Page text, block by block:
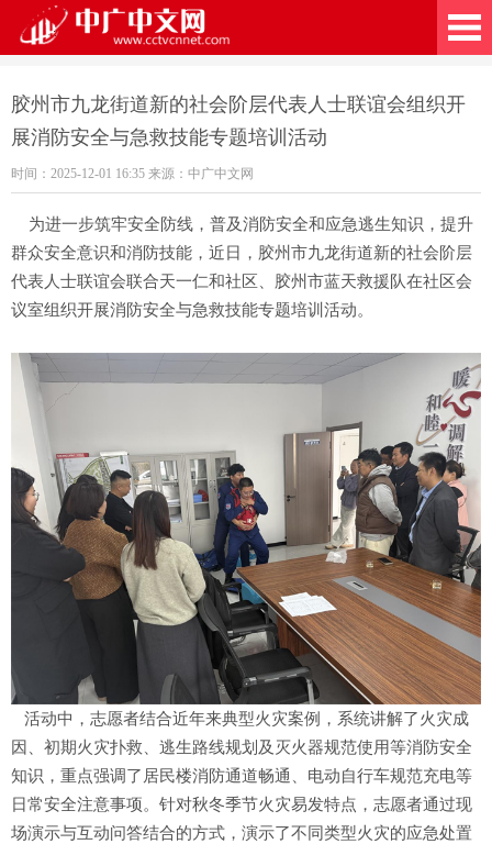
胶州市九龙街道新的社会阶层代表人士联谊会组织开
展消防安全与急救技能专题培训活动
时间：2025-12-01 16:35 来源：中广中文网
为进一步筑牢安全防线，普及消防安全和应急逃生知识，提升
群众安全意识和消防技能，近日，胶州市九龙街道新的社会阶层
代表人士联谊会联合天一仁和社区、胶州市蓝天救援队在社区会
议室组织开展消防安全与急救技能专题培训活动。
活动中，志愿者结合近年来典型火灾案例，系统讲解了火灾成
因、初期火灾扑救、逃生路线规划及灭火器规范使用等消防安全
知识，重点强调了居民楼消防通道畅通、电动自行车规范充电等
日常安全注意事项。针对秋冬季节火灾易发特点，志愿者通过现
场演示与互动问答结合的方式，演示了不同类型火灾的应急处置